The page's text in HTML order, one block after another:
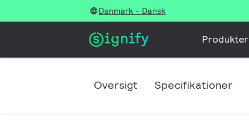
Danmark - Dansk
Produkter
Oversigt Specifikationer